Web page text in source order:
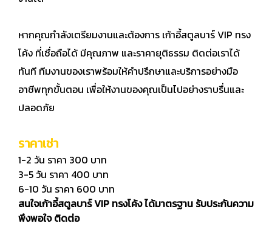
หากคุณกำลังเตรียมงานและต้องการ เก้าอี้สตูลบาร์ VIP ทรง
โค้ง ที่เชื่อถือได้ มีคุณภาพ และราคายุติธรรม ติดต่อเราได้
ทันที ทีมงานของเราพร้อมให้คำปรึกษาและบริการอย่างมือ
อาชีพทุกขั้นตอน เพื่อให้งานของคุณเป็นไปอย่างราบรื่นและ
ปลอดภัย
ราคาเช่า
1-2 วัน ราคา 300 บาท
3-5 วัน ราคา 400 บาท
6-10 วัน ราคา 600 บาท
สนใจเก้าอี้สตูลบาร์ VIP ทรงโค้ง ได้มาตรฐาน รับประกันความ
พึงพอใจ ติดต่อ